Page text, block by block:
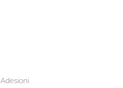
Adesioni